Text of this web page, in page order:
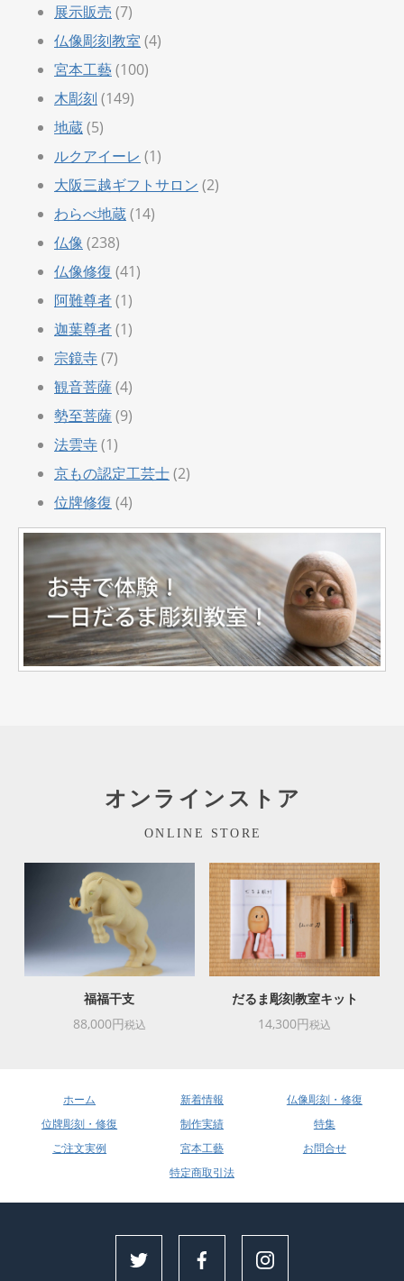
展示販売 (7)
仏像彫刻教室 (4)
宮本工藝(100)
木彫刻 (149)
地蔵(5)
ルクアイーレ (1)
大阪三越ギフトサロン (2)
わらべ地蔵(14)
仏像 (238)
仏像修復 (41)
阿難尊者(1)
迦葉尊者(1)
宗鏡寺(7)
観音菩薩(4)
勢至菩薩(9)
法雲寺(1)
京もの認定工芸士(2)
位牌修復 (4)
オンラインストア
ONLINE STORE
福福干支
88,000円税込
だるま彫刻教室キット
14,300円税込
ホーム 新着情報
仏像彫刻・修復
位牌彫刻・修復
制作実績
特集
ご注文実例
宮本工藝
お問合せ
特定商取引法